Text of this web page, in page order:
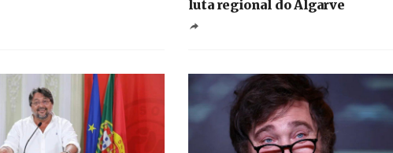
luta regional do Algarve